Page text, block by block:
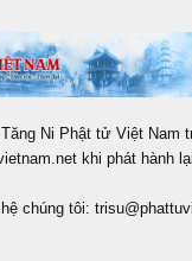
Ni Phật tử Việt Nam
khi phát hành
chúng tôi: